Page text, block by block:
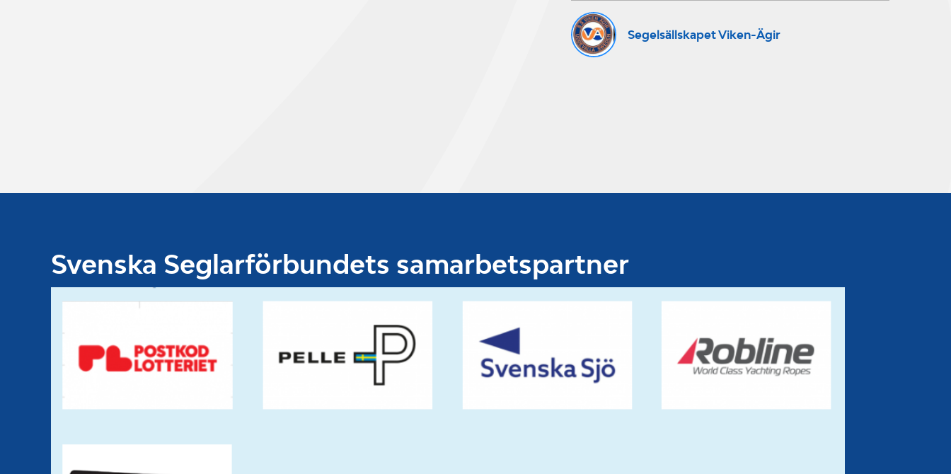
Segelsällskapet Viken-Ägir
Svenska Seglarförbundets samarbetspartner